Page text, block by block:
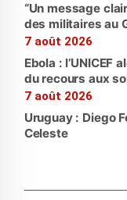
“Un message
des militaires au
7 août 2026
Ebola : l’UNICEF
du recours aux
7 août 2026
Uruguay : Diego
Celeste